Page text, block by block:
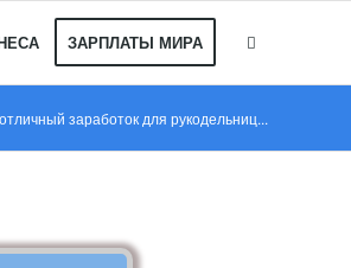
ЗАРПЛАТЫ МИРА
заработок для рукодельниц...